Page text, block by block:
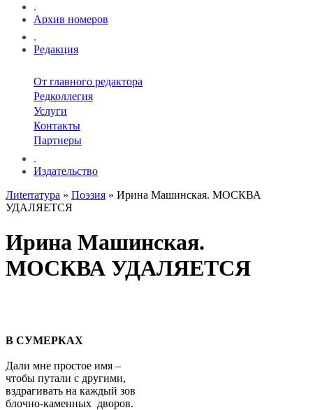
.
Архив номеров
.
Редакция
От главного редактора
Редколлегия
Услуги
Контакты
Партнеры
.
Издательство
Лиterraтура » Поэзия » Ирина Машинская. МОСКВА
УДАЛЯЕТСЯ
Ирина Машинская.
МОСКВА УДАЛЯЕТСЯ
В СУМЕРКАХ
Дали мне простое имя –
чтобы путали с другими,
вздрагивать на каждый зов
блочно-каменных дворов.